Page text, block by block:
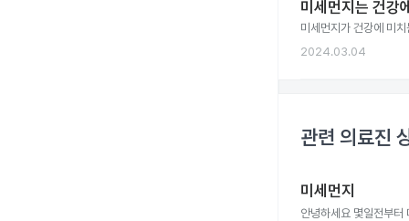
미세먼지는 건강
미세먼지가 건강에 미
2024.03.04
관련 의료진
미세먼지
안녕하세요 몇일전부터